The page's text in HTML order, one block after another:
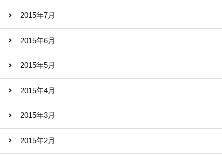
2015年7月
2015年6月
2015年5月
2015年4月
2015年3月
2015年2月